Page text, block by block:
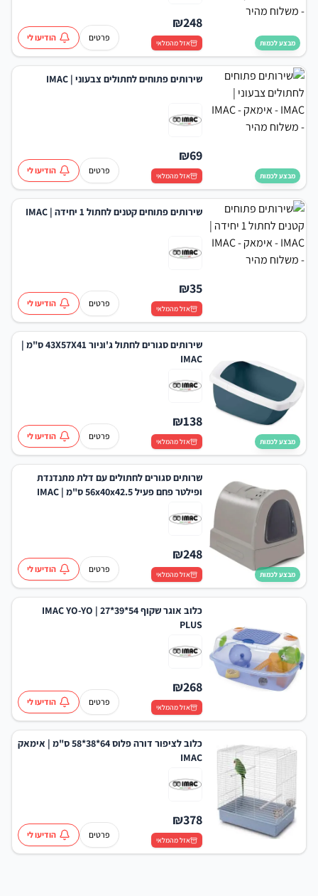
מבצע לכמות
₪248
אזל מהמלאי
פרטים הודיעו לי
מבצע לכמות
שירותים פתוחים לחתולים צבעוני | IMAC
₪69
אזל מהמלאי
פרטים הודיעו לי
שירותים פתוחים קטנים לחתול 1 יחידה | IMAC
₪35
אזל מהמלאי
פרטים הודיעו לי
מבצע לכמות
שירותים סגורים לחתול ג'וניור 43X57X41 ס"מ |
IMAC
₪138
אזל מהמלאי
פרטים הודיעו לי
מבצע לכמות
שרותים סגורים לחתולים עם דלת מתנדנדת
ופילטר פחם פעיל 56x40x42.5 ס"מ | IMAC
₪248
אזל מהמלאי
פרטים הודיעו לי
כלוב אוגר שקוף 54*39*27 | IMAC YO-YO
PLUS
₪268
אזל מהמלאי
פרטים הודיעו לי
כלוב לציפור דורה פלוס 64*38*58 ס"מ | אימאק
IMAC
₪378
אזל מהמלאי
פרטים הודיעו לי